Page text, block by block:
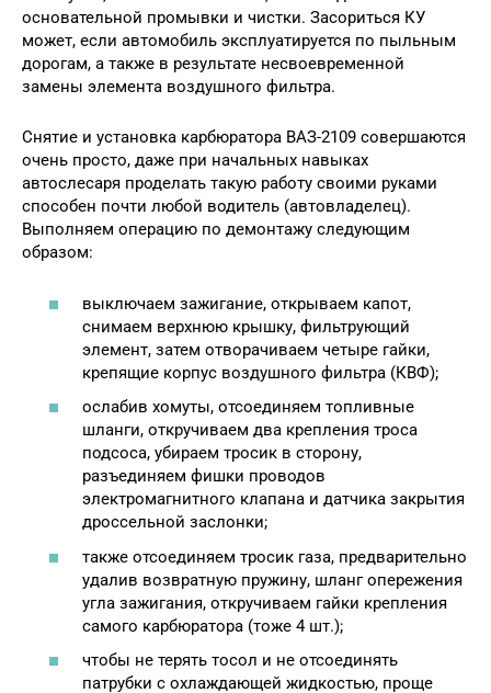
основательной промывки и чистки. Засориться КУ
может, если автомобиль эксплуатируется по пыльным
дорогам, а также в результате несвоевременной
замены элемента воздушного фильтра.
Снятие и установка карбюратора ВАЗ-2109 совершаются
очень просто, даже при начальных навыках
автослесаря проделать такую работу своими руками
способен почти любой водитель (автовладелец).
Выполняем операцию по демонтажу следующим
образом:
выключаем зажигание, открываем капот,
снимаем верхнюю крышку, фильтрующий
элемент, затем отворачиваем четыре гайки,
крепящие корпус воздушного фильтра (КВФ);
ослабив хомуты, отсоединяем топливные
шланги, откручиваем два крепления троса
подсоса, убираем тросик в сторону,
разъединяем фишки проводов
электромагнитного клапана и датчика закрытия
дроссельной заслонки;
также отсоединяем тросик газа, предварительно
удалив возвратную пружину, шланг опережения
угла зажигания, откручиваем гайки крепления
самого карбюратора (тоже 4 шт.);
чтобы не терять тосол и не отсоединять
патрубки с охлаждающей жидкостью, проще